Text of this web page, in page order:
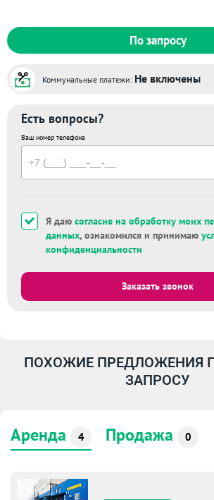
По запросу
Коммунальные платежи: Не включены
Есть вопросы?
Ваш номер телефона
Я даю согласие на обработку моих
данных, ознакомился и принимаю
конфиденциальности
Заказать звонок
ПОХОЖИЕ ПРЕДЛОЖЕНИЯ
ЗАПРОСУ
Аренда 4 Продажа 0